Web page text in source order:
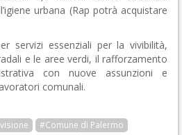
urbana (Rap potrà acquistare
servizi essenziali per la vivibilità,
e le aree verdi, il rafforzamento
con nuove assunzioni e
comunali.
#Comune di Palermo